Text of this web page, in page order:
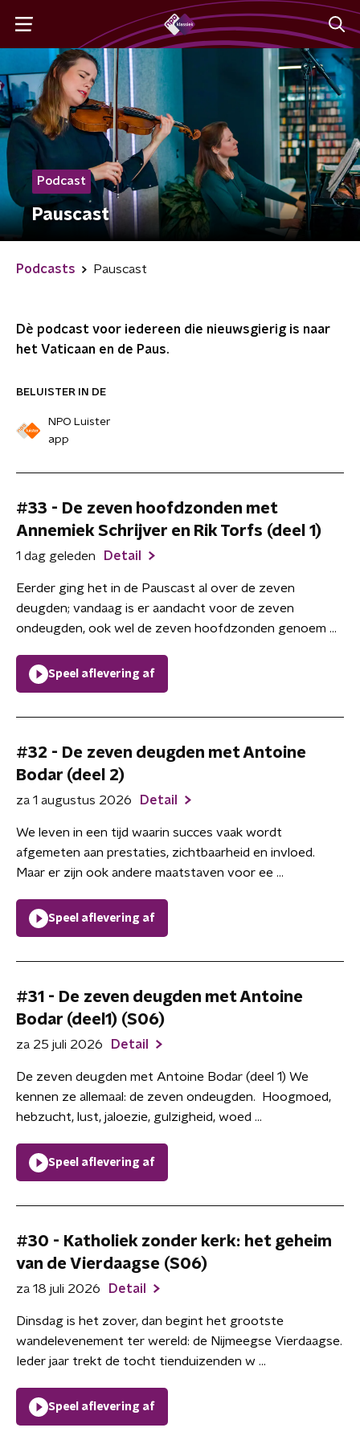
Podcast
Pauscast
Podcasts Pauscast
Dè podcast voor iedereen die nieuwsgierig is naar
het Vaticaan en de Paus.
BELUISTER IN DE
NPO Luister
app
#33 - De zeven hoofdzonden met
Annemiek Schrijver en Rik Torfs (deel 1)
1 dag geleden Detail
Eerder ging het in de Pauscast al over de zeven
deugden; vandaag is er aandacht voor de zeven
ondeugden, ook wel de zeven hoofdzonden genoem ...
Speel aflevering af
#32 - De zeven deugden met Antoine
Bodar (deel 2)
za 1 augustus 2026 Detail
We leven in een tijd waarin succes vaak wordt
afgemeten aan prestaties, zichtbaarheid en invloed.
Maar er zijn ook andere maatstaven voor ee ...
Speel aflevering af
#31 - De zeven deugden met Antoine
Bodar (deel1) (S06)
za 25 juli 2026 Detail
De zeven deugden met Antoine Bodar (deel 1) We
kennen ze allemaal: de zeven ondeugden. Hoogmoed,
hebzucht, lust, jaloezie, gulzigheid, woed ...
Speel aflevering af
#30 - Katholiek zonder kerk: het geheim
van de Vierdaagse (S06)
za 18 juli 2026 Detail
Dinsdag is het zover, dan begint het grootste
wandelevenement ter wereld: de Nijmeegse Vierdaagse.
Ieder jaar trekt de tocht tienduizenden w ...
Speel aflevering af